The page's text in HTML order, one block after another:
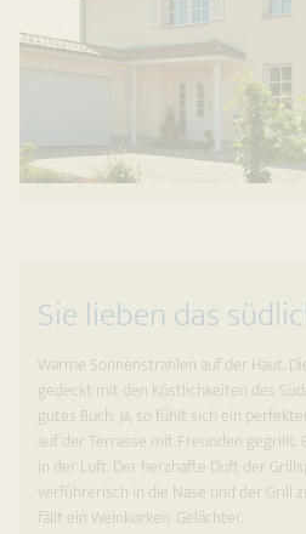
Sie lieben das
Warme Sonnenstrahlen auf der Haut.
gedeckt mit den Köstlichkeiten des
gutes Buch. Ja, so fühlt sich ein
auf der Terrasse mit Freunden gegrillt.
in der Luft. Der herzhafte Duft der
verführerisch in die Nase und der Grill
fällt ein Weinkorken. Gelächter.